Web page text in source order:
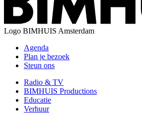
Logo BIMHUIS Amsterdam
Agenda
Plan je bezoek
Steun ons
Radio & TV
BIMHUIS Productions
Educatie
Verhuur